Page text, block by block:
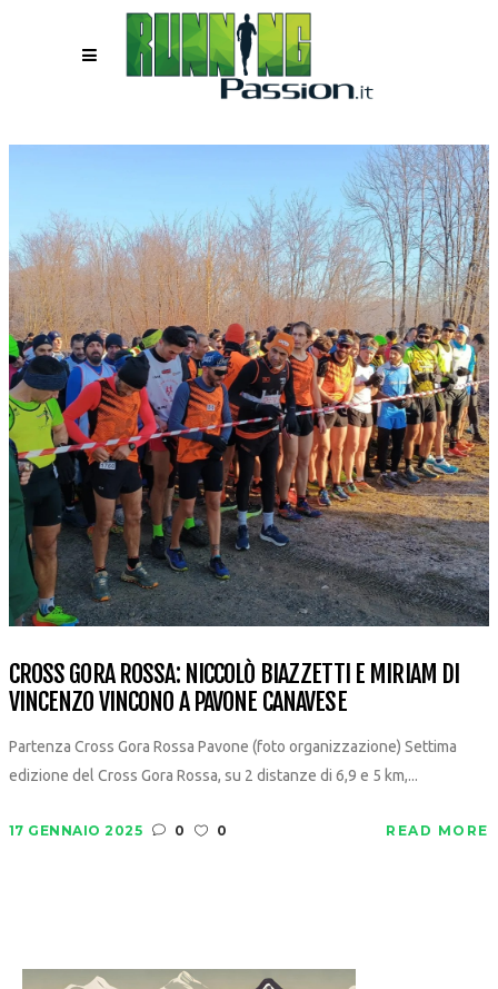
CROSS GORA ROSSA: NICCOLÒ BIAZZETTI E MIRIAM DI
VINCENZO VINCONO A PAVONE CANAVESE
Partenza Cross Gora Rossa Pavone (foto organizzazione) Settima
edizione del Cross Gora Rossa, su 2 distanze di 6,9 e 5 km,...
17 GENNAIO 2025 0 0 READ MORE